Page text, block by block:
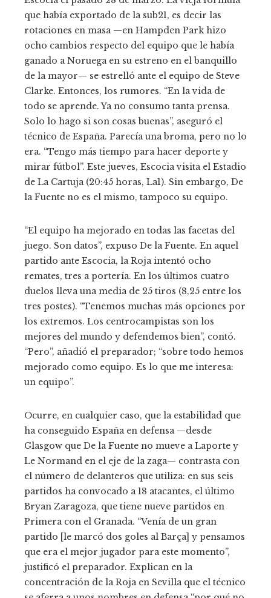
que había exportado de la sub21, es decir las
rotaciones en masa —en Hampden Park hizo
ocho cambios respecto del equipo que le había
ganado a Noruega en su estreno en el banquillo
de la mayor— se estrelló ante el equipo de Steve
Clarke. Entonces, los rumores. “En la vida de
todo se aprende. Ya no consumo tanta prensa.
Solo lo hago si son cosas buenas”, aseguró el
técnico de España. Parecía una broma, pero no lo
era. “Tengo más tiempo para hacer deporte y
mirar fútbol”. Este jueves, Escocia visita el Estadio
de La Cartuja (20:45 horas, La1). Sin embargo, De
la Fuente no es el mismo, tampoco su equipo.
“El equipo ha mejorado en todas las facetas del
juego. Son datos”, expuso De la Fuente. En aquel
partido ante Escocia, la Roja intentó ocho
remates, tres a portería. En los últimos cuatro
duelos lleva una media de 25 tiros (8,25 entre los
tres postes). “Tenemos muchas más opciones por
los extremos. Los centrocampistas son los
mejores del mundo y defendemos bien”, contó.
“Pero”, añadió el preparador; “sobre todo hemos
mejorado como equipo. Es lo que me interesa:
un equipo”.
Ocurre, en cualquier caso, que la estabilidad que
ha conseguido España en defensa —desde
Glasgow que De la Fuente no mueve a Laporte y
Le Normand en el eje de la zaga— contrasta con
el número de delanteros que utiliza: en sus seis
partidos ha convocado a 18 atacantes, el último
Bryan Zaragoza, que tiene nueve partidos en
Primera con el Granada. “Venía de un gran
partido [le marcó dos goles al Barça] y pensamos
que era el mejor jugador para este momento”,
justificó el preparador. Explican en la
concentración de la Roja en Sevilla que el técnico